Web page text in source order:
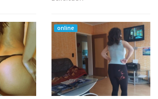
online